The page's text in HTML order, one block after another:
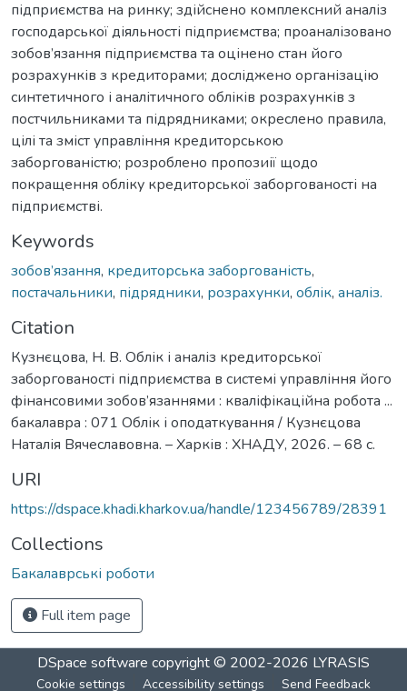
підприємства на ринку; здійснено комплексний аналіз
господарської діяльності підприємства; проаналізовано
зобов’язання підприємства та оцінено стан його
розрахунків з кредиторами; досліджено організацію
синтетичного і аналітичного обліків розрахунків з
постчильниками та підрядниками; окреслено правила,
цілі та зміст управління кредиторською
заборгованістю; розроблено пропозиії щодо
покращення обліку кредиторської заборгованості на
підприємстві.
Keywords
зобов’язання, кредиторська заборгованість,
постачальники, підрядники, розрахунки, облік, аналіз.
Citation
Кузнєцова, Н. В. Облік і аналіз кредиторської
заборгованості підприємства в системі управління його
фінансовими зобов’язаннями : кваліфікаційна робота ...
бакалавра : 071 Облік і оподаткування / Кузнєцова
Наталія Вячеславовна. – Харків : ХНАДУ, 2026. – 68 с.
URI
https://dspace.khadi.kharkov.ua/handle/123456789/28391
Collections
Бакалаврські роботи
Full item page
DSpace software copyright © 2002-2026 LYRASIS
Cookie settings Accessibility settings Send Feedback